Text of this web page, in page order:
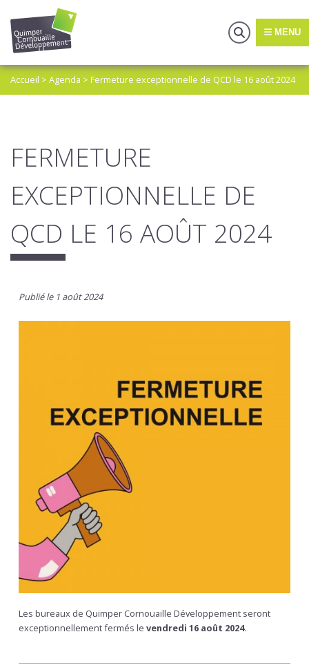
MENU
Accueil > Agenda > Fermeture exceptionnelle de QCD le 16 août 2024
FERMETURE
EXCEPTIONNELLE DE
QCD LE 16 AOÛT 2024
Publié le 1 août 2024
Les bureaux de Quimper Cornouaille Développement seront
exceptionnellement fermés le vendredi 16 août 2024.